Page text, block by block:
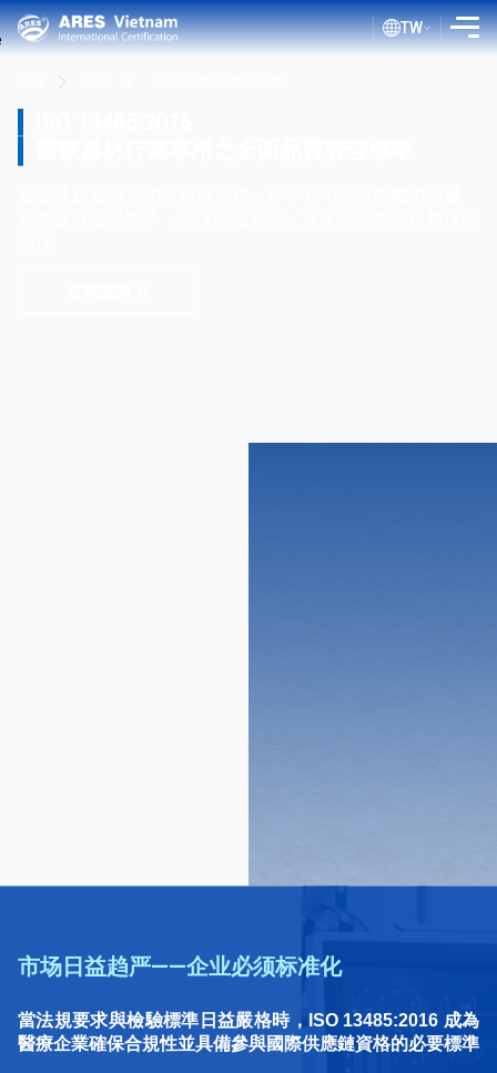
TW
市场日益趋严——企业必须标准化
當法規要求與檢驗標準日益嚴格時，ISO 13485:2016 成為
醫療企業確保合規性並具備參與國際供應鏈資格的必要標準